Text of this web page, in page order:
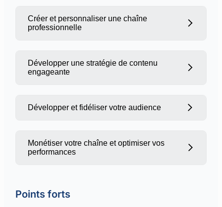
Explorer les fonctionnalités
essentielles pour les créateurs
Créer et personnaliser une chaîne
professionnelle
Personnaliser son interface avec des
Développer une stratégie de contenu
engageante
adaptés à votre audience
Créer et gérer des playlists pour
Développer et fidéliser votre audience
communauté via des interactions
Monétiser votre chaîne et optimiser vos
performances
Points forts